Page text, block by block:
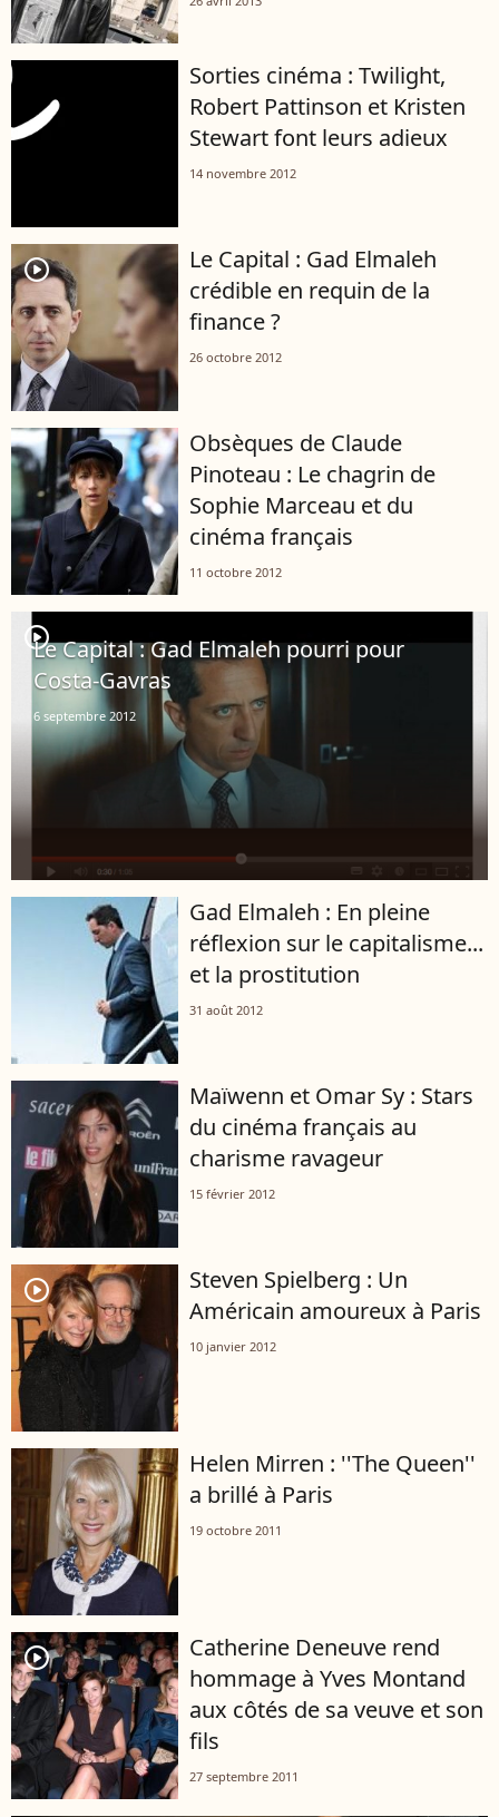
Sorties cinéma : Twilight,
Robert Pattinson et Kristen
Stewart font leurs adieux
14 novembre 2012
player2
Le Capital : Gad Elmaleh
crédible en requin de la
finance ?
26 octobre 2012
Obsèques de Claude
Pinoteau : Le chagrin de
Sophie Marceau et du
cinéma français
11 octobre 2012
player2
Le Capital : Gad Elmaleh pourri pour
Costa-Gavras
6 septembre 2012
Gad Elmaleh : En pleine
réflexion sur le capitalisme...
et la prostitution
31 août 2012
Maïwenn et Omar Sy : Stars
du cinéma français au
charisme ravageur
15 février 2012
player2
Steven Spielberg : Un
Américain amoureux à Paris
10 janvier 2012
Helen Mirren : ''The Queen''
a brillé à Paris
19 octobre 2011
player2
Catherine Deneuve rend
hommage à Yves Montand
aux côtés de sa veuve et son
fils
27 septembre 2011